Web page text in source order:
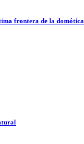
frontera de la domótica